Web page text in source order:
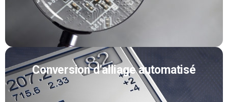
Conversion d’alliage automatisé